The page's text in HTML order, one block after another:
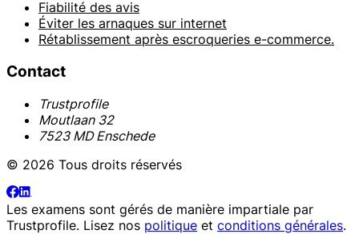
Fiabilité des avis
Éviter les arnaques sur internet
Rétablissement après escroqueries e-commerce.
Contact
Trustprofile
Moutlaan 32
7523 MD Enschede
© 2026 Tous droits réservés
Les examens sont gérés de manière impartiale par
Trustprofile. Lisez nos politique et conditions générales.